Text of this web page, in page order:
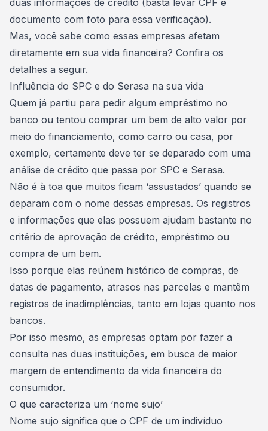
duas informações de crédito (basta levar CPF e
documento com foto para essa verificação).
Mas, você sabe como essas empresas afetam
diretamente em sua vida financeira? Confira os
detalhes a seguir.
Influência do SPC e do Serasa na sua vida
Quem já partiu para pedir algum empréstimo no
banco ou tentou comprar um bem de alto valor por
meio do financiamento, como carro ou casa, por
exemplo, certamente deve ter se deparado com uma
análise de crédito que passa por SPC e Serasa.
Não é à toa que muitos ficam ‘assustados’ quando se
deparam com o nome dessas empresas. Os registros
e informações que elas possuem ajudam bastante no
critério de aprovação de crédito, empréstimo ou
compra de um bem.
Isso porque elas reúnem histórico de compras, de
datas de pagamento, atrasos nas parcelas e mantêm
registros de inadimplências, tanto em lojas quanto nos
bancos.
Por isso mesmo, as empresas optam por fazer a
consulta nas duas instituições, em busca de maior
margem de entendimento da vida financeira do
consumidor.
O que caracteriza um ‘nome sujo’
Nome sujo significa que o CPF de um indivíduo